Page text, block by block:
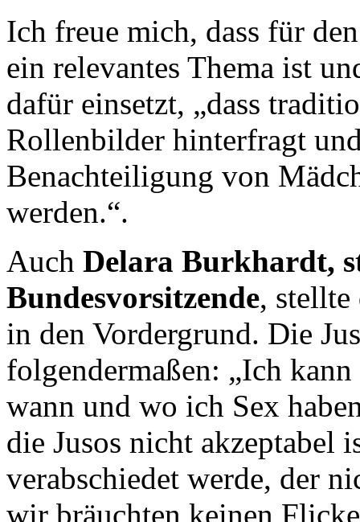
Ich freue mich, dass für
ein relevantes Thema ist
dafür einsetzt, „dass
Rollenbilder hinterfragt
Benachteiligung von
werden.“.
Auch Delara Burkhardt,
Bundesvorsitzende, stellte
in den Vordergrund. Die
folgendermaßen: „Ich
wann und wo ich Sex
die Jusos nicht akzeptabel
verabschiedet werde, der
wir bräuchten keinen